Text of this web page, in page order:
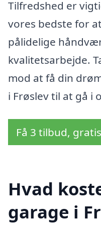
Tilfredshed er
vores bedste for
pålidelige
kvalitetsarbejde.
mod at få din
i Frøslev til at gå i
Få 3 tilbud,
Hvad
garage i